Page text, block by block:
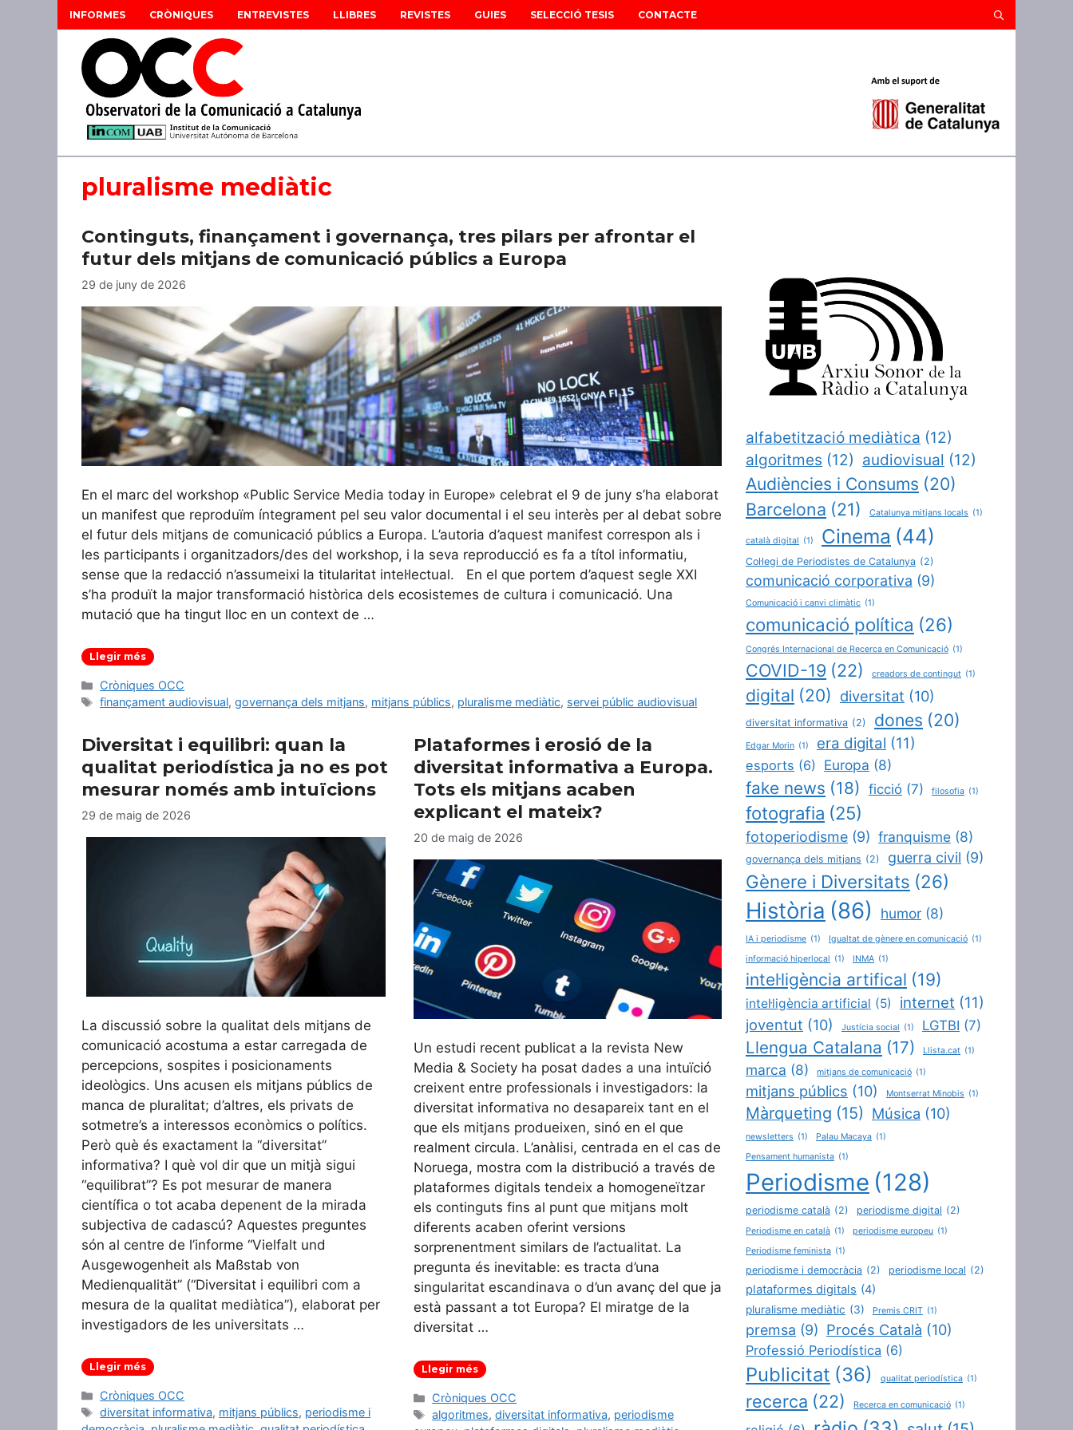
INFORMES CRÒNIQUES ENTREVISTES LLIBRES REVISTES GUIES SELECCIÓ TESIS CONTACTE
pluralisme mediàtic
Continguts, finançament i governança, tres pilars per afrontar el
futur dels mitjans de comunicació públics a Europa
29 de juny de 2026
En el marc del workshop «Public Service Media today in Europe» celebrat el 9 de juny s’ha elaborat
un manifest que reproduïm íntegrament pel seu valor documental i el seu interès per al debat sobre
el futur dels mitjans de comunicació públics a Europa. L’autoria d’aquest manifest correspon als i
les participants i organitzadors/des del workshop, i la seva reproducció es fa a títol informatiu,
sense que la redacció n’assumeixi la titularitat intel·lectual. En el que portem d’aquest segle XXI
s’ha produït la major transformació històrica dels ecosistemes de cultura i comunicació. Una
mutació que ha tingut lloc en un context de …
Llegir més
Categories
Cròniques OCC
Etiquetes
finançament audiovisual,governança dels mitjans, mitjans públics, pluralisme mediàtic, servei públic audiovisual
Diversitat i equilibri: quan la
qualitat periodística ja no es pot
mesurar només amb intuïcions
29 de maig de 2026
La discussió sobre la qualitat dels mitjans de
comunicació acostuma a estar carregada de
percepcions, sospites i posicionaments
ideològics. Uns acusen els mitjans públics de
manca de pluralitat; d’altres, els privats de
sotmetre’s a interessos econòmics o polítics.
Però què és exactament la “diversitat”
informativa? I què vol dir que un mitjà sigui
“equilibrat”? Es pot mesurar de manera
científica o tot acaba depenent de la mirada
subjectiva de cadascú? Aquestes preguntes
són al centre de l’informe “Vielfalt und
Ausgewogenheit als Maßstab von
Medienqualität” (“Diversitat i equilibri com a
mesura de la qualitat mediàtica”), elaborat per
investigadors de les universitats …
Llegir més
Categories
Cròniques OCC
Etiquetes
diversitat informativa, mitjans públics, periodisme i
Plataformes i erosió de la
diversitat informativa a Europa.
Tots els mitjans acaben
explicant el mateix?
20 de maig de 2026
Un estudi recent publicat a la revista New
Media & Society ha posat dades a una intuïció
creixent entre professionals i investigadors: la
diversitat informativa no desapareix tant en el
que els mitjans produeixen, sinó en el que
realment circula. L’anàlisi, centrada en el cas de
Noruega, mostra com la distribució a través de
plataformes digitals tendeix a homogeneïtzar
els continguts fins al punt que mitjans molt
diferents acaben oferint versions
sorprenentment similars de l’actualitat. La
pregunta és inevitable: es tracta d’una
singularitat escandinava o d’un avanç del que ja
està passant a tot Europa? El miratge de la
diversitat …
Llegir més
Categories
Cròniques OCC
Etiquetes
algoritmes,diversitat informativa, periodisme
alfabetització mediàtica (12)
algoritmes (12) audiovisual (12)
Audiències i Consums (20)
Barcelona (21) Catalunya mitjans locals (1)
català digital (1) Cinema (44)
Col·legi de Periodistes de Catalunya (2)
comunicació corporativa (9)
Comunicació i canvi climàtic (1)
comunicació política (26)
Congrés Internacional de Recerca en Comunicació (1)
COVID-19 (22) creadors de contingut (1)
digital (20) diversitat (10)
diversitat informativa (2) dones (20)
Edgar Morin (1) era digital (11)
esports (6) Europa (8)
fake news (18) ficció (7) filosofia (1)
fotografia (25)
fotoperiodisme (9) franquisme (8)
governança dels mitjans (2) guerra civil (9)
Gènere i Diversitats (26)
Història (86) humor (8)
IA i periodisme (1) Igualtat de gènere en comunicació (1)
informació hiperlocal (1) INMA (1)
intel·ligència artifical (19)
intel·ligència artificial (5) internet (11)
joventut (10) Justícia social (1) LGTBI (7)
Llengua Catalana (17) Llista.cat (1)
marca (8) mitjans de comunicació (1)
mitjans públics (10) Montserrat Minobis (1)
Màrqueting (15) Música (10)
newsletters (1) Palau Macaya (1)
Pensament humanista (1)
Periodisme (128)
periodisme català (2) periodisme digital (2)
Periodisme en català (1) periodisme europeu (1)
Periodisme feminista (1)
periodisme i democràcia (2) periodisme local (2)
plataformes digitals (4)
pluralisme mediàtic (3) Premis CRIT (1)
premsa (9) Procés Català (10)
Professió Periodística (6)
Publicitat (36) qualitat periodística (1)
recerca (22) Recerca en comunicació (1)